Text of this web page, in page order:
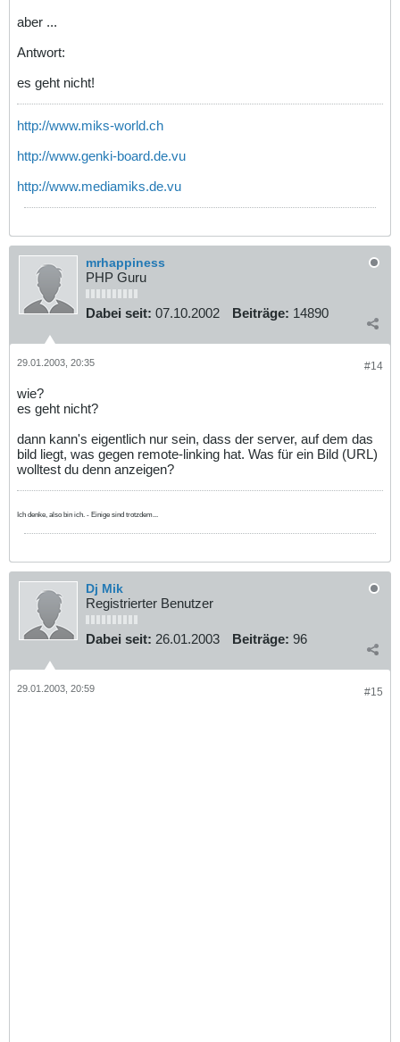
aber ...
Antwort:
es geht nicht!
http://www.miks-world.ch
http://www.genki-board.de.vu
http://www.mediamiks.de.vu
mrhappiness
PHP Guru
Dabei seit: 07.10.2002 Beiträge: 14890
#14
29.01.2003, 20:35
wie?
es geht nicht?
dann kann's eigentlich nur sein, dass der server, auf dem das
bild liegt, was gegen remote-linking hat. Was für ein Bild (URL)
wolltest du denn anzeigen?
Ich denke, also bin ich. - Einige sind trotzdem...
Dj Mik
Registrierter Benutzer
Dabei seit: 26.01.2003 Beiträge: 96
#15
29.01.2003, 20:59